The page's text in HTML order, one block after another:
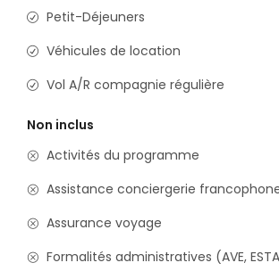
Petit-Déjeuners
Véhicules de location
Vol A/R compagnie régulière
Non inclus
Activités du programme
Assistance conciergerie
Assurance voyage
Formalités administratives (AVE,